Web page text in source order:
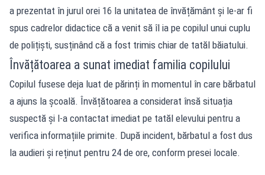
a prezentat în jurul orei 16 la unitatea de învățământ și le-ar fi
spus cadrelor didactice că a venit să îl ia pe copilul unui cuplu
de polițiști, susținând că a fost trimis chiar de tatăl băiatului.
Învățătoarea a sunat imediat familia copilului
Copilul fusese deja luat de părinți în momentul în care bărbatul
a ajuns la școală. Învățătoarea a considerat însă situația
suspectă și l-a contactat imediat pe tatăl elevului pentru a
verifica informațiile primite. După incident, bărbatul a fost dus
la audieri și reținut pentru 24 de ore, conform presei locale.